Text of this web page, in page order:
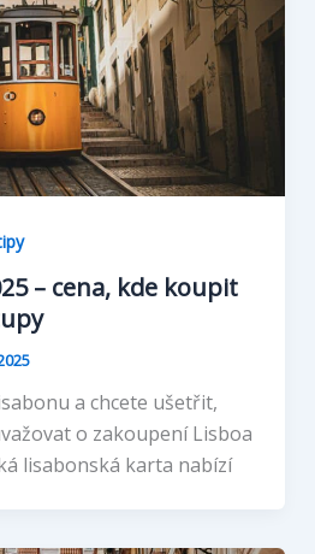
– cena, kde koupit
a chcete ušetřit,
o zakoupení Lisboa
lisabonská karta nabízí